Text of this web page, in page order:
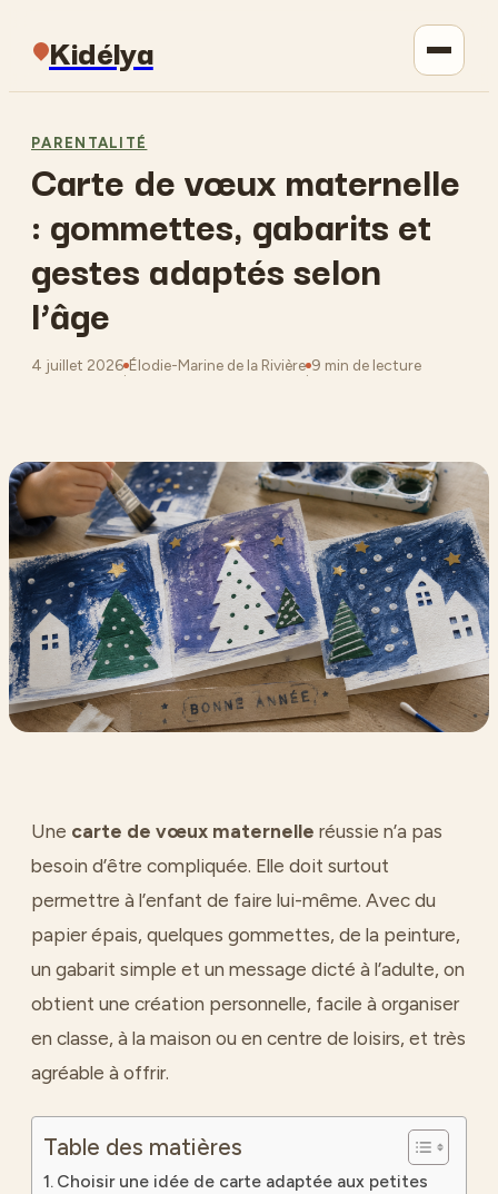
Kidélya
Maison
Jardinage
PARENTALITÉ
Carte de vœux maternelle
: gommettes, gabarits et
gestes adaptés selon
l’âge
4 juillet 2026
·
Élodie-Marine de la Rivière
·
9 min de lecture
Une carte de vœux maternelle réussie n’a pas
besoin d’être compliquée. Elle doit surtout
permettre à l’enfant de faire lui-même. Avec du
papier épais, quelques gommettes, de la peinture,
un gabarit simple et un message dicté à l’adulte, on
obtient une création personnelle, facile à organiser
en classe, à la maison ou en centre de loisirs, et très
agréable à offrir.
Table des matières
Choisir une idée de carte adaptée aux petites